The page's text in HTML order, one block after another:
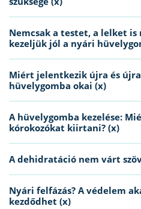
Nemcsak a testet, a lelket is
kezeljük jól a nyári
Miért jelentkezik újra és
hüvelygomba okai (x)
A hüvelygomba kezelése:
kórokozókat kiirtani? (x)
A dehidratáció nem várt
Nyári felfázás? A védelem
kezdődhet (x)